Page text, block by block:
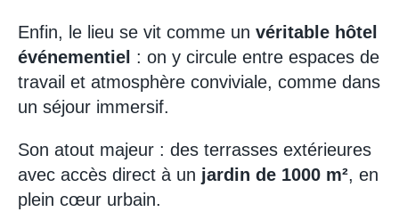
Enfin, le lieu se vit comme un véritable hôtel
événementiel : on y circule entre espaces de
travail et atmosphère conviviale, comme dans
un séjour immersif.
Son atout majeur : des terrasses extérieures
avec accès direct à un jardin de 1000 m², en
plein cœur urbain.